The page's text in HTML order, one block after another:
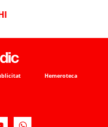
Hemeroteca